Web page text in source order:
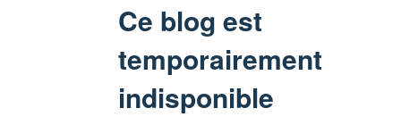
Ce blog est
temporairement
indisponible